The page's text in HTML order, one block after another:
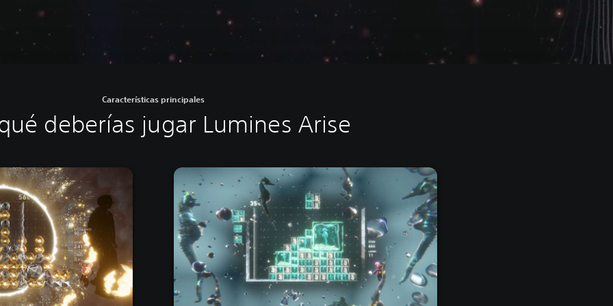
Características principales
deberías jugar Lumines Arise